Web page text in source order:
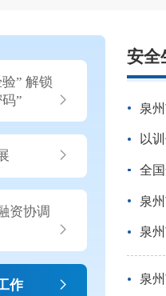
” 解锁
”
资协调
作
安全
泉
以
全
泉
泉
泉